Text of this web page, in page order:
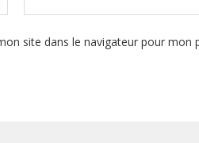
site dans le navigateur pour mon